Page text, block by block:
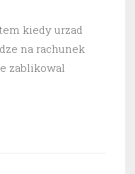
kiedy urzad
na rachunek
zablikowal